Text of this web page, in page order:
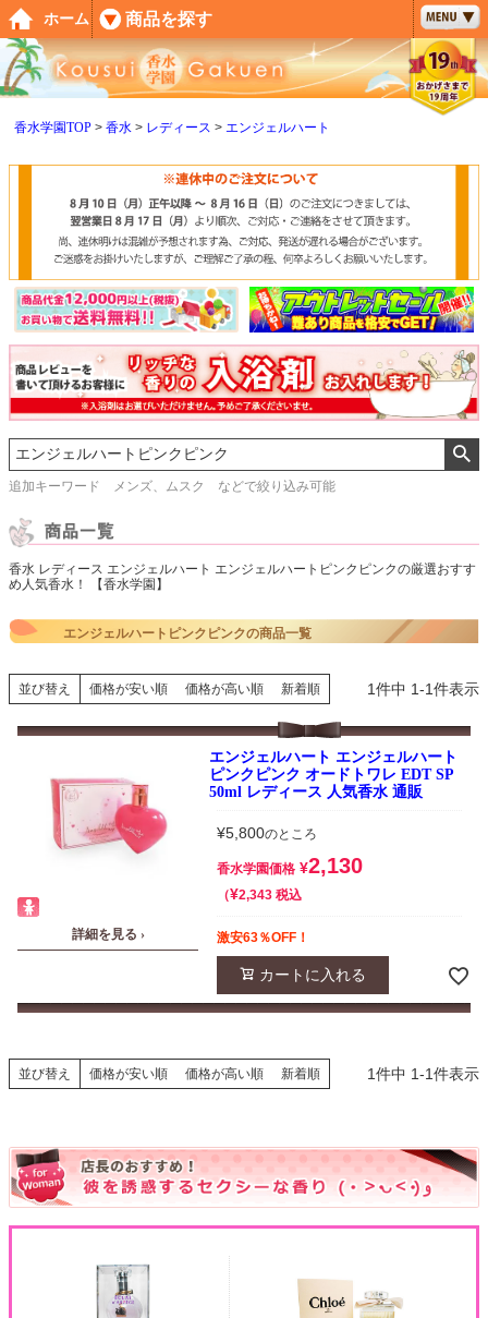
香水学園TOP 香水 レディース エンジェルハート
追加キーワード メンズ、ムスク などで絞り込み可能
香水 レディース エンジェルハート エンジェルハートピンクピンクの厳選おすす
め人気香水！ 【香水学園】
エンジェルハートピンクピンクの商品一覧
並び替え 価格が安い順 価格が高い順 新着順 1件中 1-1件表示
詳細を見る ›
エンジェルハート エンジェルハート
ピンクピンク オードトワレ EDT SP
50ml レディース 人気香水 通販
¥5,800のところ
香水学園価格 ¥2,130
¥2,343 税込
激安63％OFF！
カートに入れる
並び替え 価格が安い順 価格が高い順 新着順 1件中 1-1件表示
ペー
ジト
ップ
へ
ホーム 商品を探す